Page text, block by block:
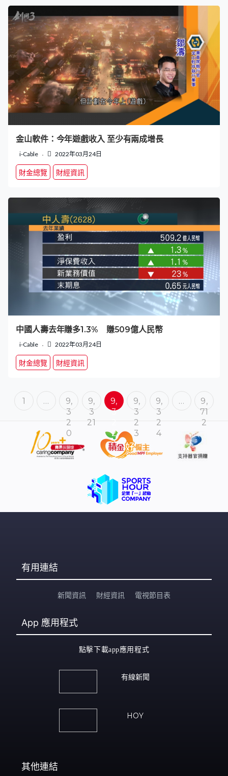
金山軟件：今年遊戲收入 至少有兩成增長
i-Cable 2022年03月24日
財金總覽 財經資訊
中國人壽去年賺多1.3% 賺509億人民幣
i-Cable 2022年03月24日
財金總覽 財經資訊
1 …
9,
3
2
0
9,
3
21
9,
3
2
9,
3
2
3
9,
3
2
4
…
9,
71
2
有用連結
新聞資訊 財經資訊 電視節目表
App 應用程式
點擊下載app應用程式
有線新聞
HOY
其他連結